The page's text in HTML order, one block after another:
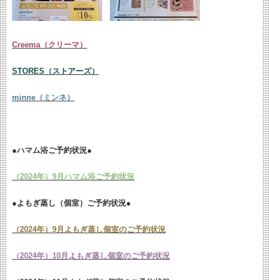
Creema（クリーマ）
STORES（ストアーズ）
minne（ミンネ）
●ハマム浴ご予約状況●
（2024年）9月ハマム浴ご予約状況
●よもぎ蒸し（個室）ご予約状況●
（2024年）9月よもぎ蒸し個室のご予約状況
（2024年）10月よもぎ蒸し個室のご予約状況